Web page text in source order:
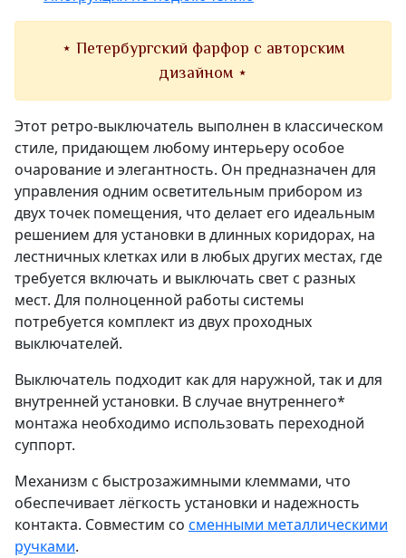
⋆ Петербургский фарфор с авторским
дизайном ⋆
Этот ретро-выключатель выполнен в классическом
стиле, придающем любому интерьеру особое
очарование и элегантность. Он предназначен для
управления одним осветительным прибором из
двух точек помещения, что делает его идеальным
решением для установки в длинных коридорах, на
лестничных клетках или в любых других местах, где
требуется включать и выключать свет с разных
мест. Для полноценной работы системы
потребуется комплект из двух проходных
выключателей.
Выключатель подходит как для наружной, так и для
внутренней установки. В случае внутреннего*
монтажа необходимо использовать переходной
суппорт.
Механизм с быстрозажимными клеммами, что
обеспечивает лёгкость установки и надежность
контакта. Совместим со сменными металлическими
ручками.